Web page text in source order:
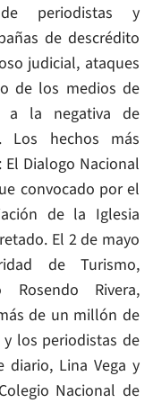
periodistas y
de descrédito
judicial, ataques
de los medios de
a la negativa de
Los hechos más
Dialogo Nacional
convocado por el
de la Iglesia
El 2 de mayo
de Turismo,
Rivera,
de un millón de
los periodistas de
diario, Lina Vega y
Nacional de